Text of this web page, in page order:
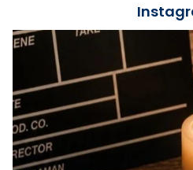
Recupera l'entrevista
tican News 👇
www.vaticannews.va/
07/carmina-historia-
espana-testimoni...
Foto